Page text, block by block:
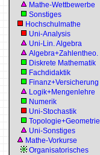
Mathe-Wettbewerbe
Sonstiges
Hochschulmathe
Uni-Analysis
Uni-Lin. Algebra
Algebra+Zahlentheo.
Diskrete Mathematik
Fachdidaktik
Finanz+Versicherung
Logik+Mengenlehre
Numerik
Uni-Stochastik
Topologie+Geometrie
Uni-Sonstiges
Mathe-Vorkurse
Organisatorisches